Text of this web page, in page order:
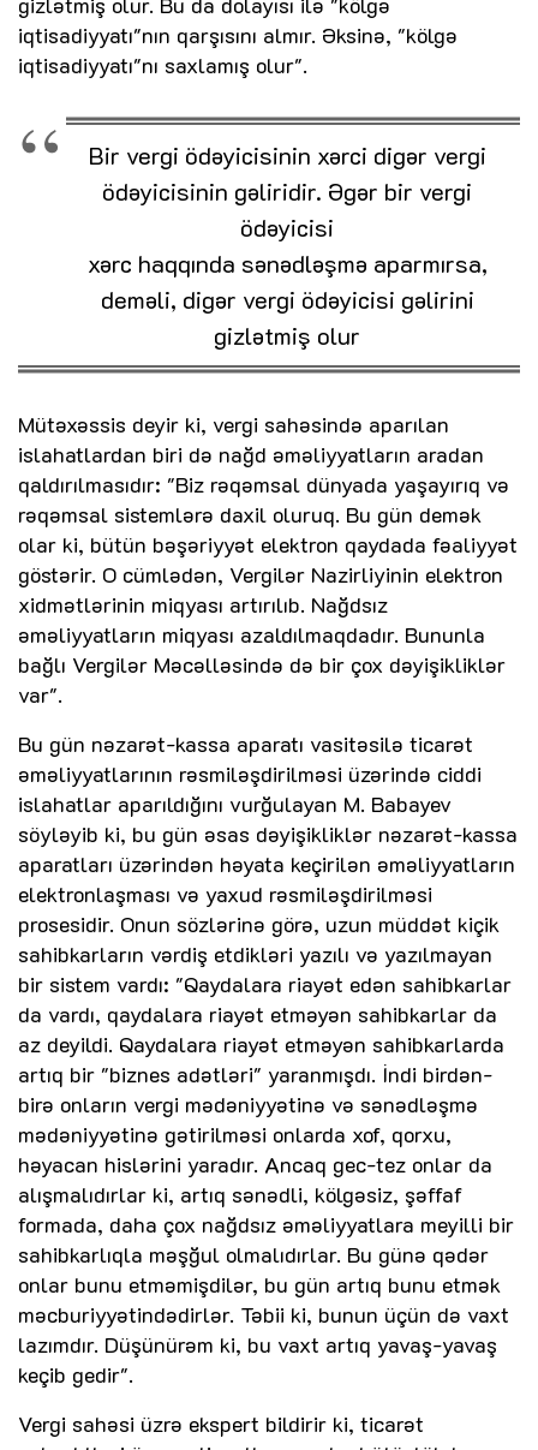
iqtisadiyyatı"nın qarşısını almır. Əksinə, "kölgə
iqtisadiyyatı"nı saxlamış olur".
Bir vergi ödəyicisinin xərci digər vergi
ödəyicisinin gəliridir. Əgər bir vergi
ödəyicisi
xərc haqqında sənədləşmə aparmırsa,
deməli, digər vergi ödəyicisi gəlirini
gizlətmiş olur
Mütəxəssis deyir ki, vergi sahəsində aparılan
islahatlardan biri də nağd əməliyyatların aradan
qaldırılmasıdır: "Biz rəqəmsal dünyada yaşayırıq və
rəqəmsal sistemlərə daxil oluruq. Bu gün demək
olar ki, bütün bəşəriyyət elektron qaydada fəaliyyət
göstərir. O cümlədən, Vergilər Nazirliyinin elektron
xidmətlərinin miqyası artırılıb. Nağdsız
əməliyyatların miqyası azaldılmaqdadır. Bununla
bağlı Vergilər Məcəlləsində də bir çox dəyişikliklər
var".
Bu gün nəzarət-kassa aparatı vasitəsilə ticarət
əməliyyatlarının rəsmiləşdirilməsi üzərində ciddi
islahatlar aparıldığını vurğulayan M. Babayev
söyləyib ki, bu gün əsas dəyişikliklər nəzarət-kassa
aparatları üzərindən həyata keçirilən əməliyyatların
elektronlaşması və yaxud rəsmiləşdirilməsi
prosesidir. Onun sözlərinə görə, uzun müddət kiçik
sahibkarların vərdiş etdikləri yazılı və yazılmayan
bir sistem vardı: "Qaydalara riayət edən sahibkarlar
da vardı, qaydalara riayət etməyən sahibkarlar da
az deyildi. Qaydalara riayət etməyən sahibkarlarda
artıq bir "biznes adətləri" yaranmışdı. İndi birdən-
birə onların vergi mədəniyyətinə və sənədləşmə
mədəniyyətinə gətirilməsi onlarda xof, qorxu,
həyacan hislərini yaradır. Ancaq gec-tez onlar da
alışmalıdırlar ki, artıq sənədli, kölgəsiz, şəffaf
formada, daha çox nağdsız əməliyyatlara meyilli bir
sahibkarlıqla məşğul olmalıdırlar. Bu günə qədər
onlar bunu etməmişdilər, bu gün artıq bunu etmək
məcburiyyətindədirlər. Təbii ki, bunun üçün də vaxt
lazımdır. Düşünürəm ki, bu vaxt artıq yavaş-yavaş
keçib gedir".
Vergi sahəsi üzrə ekspert bildirir ki, ticarət